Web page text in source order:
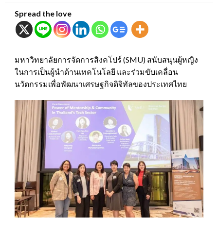
Spread the love
มหาวิทยาลัยการจัดการสิงคโปร์ (SMU) สนับสนุนผู้หญิง
ในการเป็นผู้นำด้านเทคโนโลยี และร่วมขับเคลื่อน
นวัตกรรมเพื่อพัฒนาเศรษฐกิจดิจิทัลของประเทศไทย